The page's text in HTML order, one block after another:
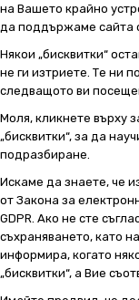
на Вашето крайно
да поддържаме сайта
Някои „бисквитки“
не ги изтриете. Те ни
следващото ви
Моля, кликнете върху
„бисквитки“, за да
подразбиране.
Искаме да знаете, че
от Закона за
GDPR. Ако не сте
съхраняването, като
информира, когато
„бисквитки“, а Вие